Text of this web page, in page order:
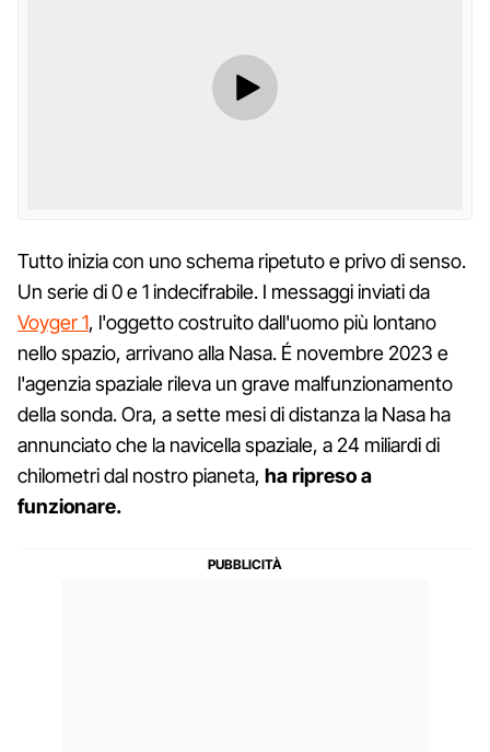
Tutto inizia con uno schema ripetuto e privo di senso.
Un serie di 0 e 1 indecifrabile. I messaggi inviati da
Voyger 1, l'oggetto costruito dall'uomo più lontano
nello spazio, arrivano alla Nasa. É novembre 2023 e
l'agenzia spaziale rileva un grave malfunzionamento
della sonda. Ora, a sette mesi di distanza la Nasa ha
annunciato che la navicella spaziale, a 24 miliardi di
chilometri dal nostro pianeta, ha ripreso a
funzionare.